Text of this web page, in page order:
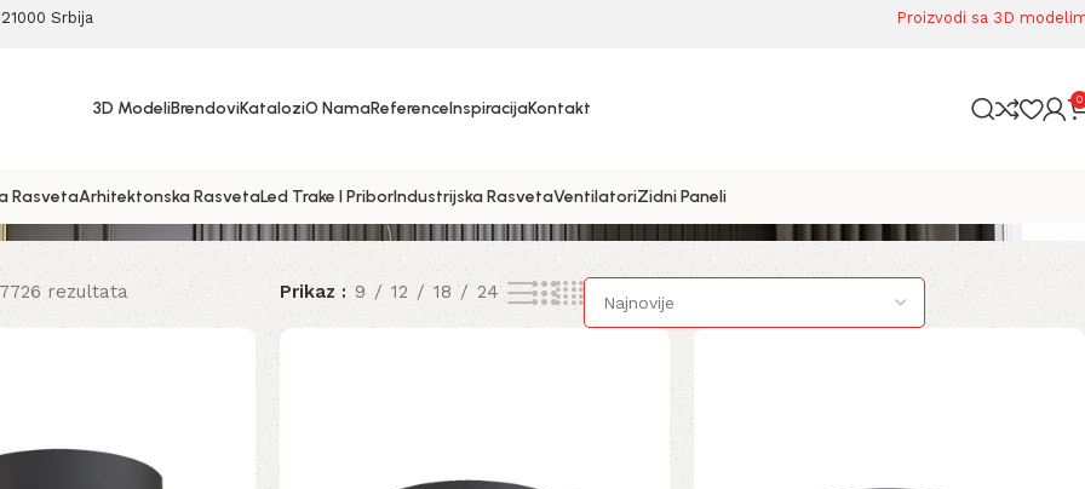
Srbija Proizvodi sa 3D
3D ModeliBrendoviKataloziO NamaReferenceInspiracijaKontakt 0
RasvetaArhitektonska RasvetaLed Trake I PriborIndustrijska RasvetaVentilatoriZidni Paneli
rezultata Prikaz 9 12 18 24